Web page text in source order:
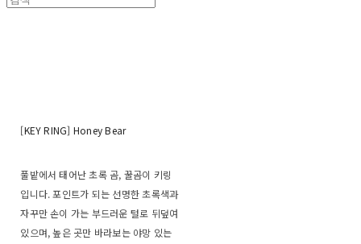
[KEY RING] Honey Bear
풀밭에서 태어난 초록 곰, 꿀곰이 키링
입니다. 포인트가 되는 선명한 초록색과
자꾸만 손이 가는 부드러운 털로 뒤덮여
있으며, 높은 곳만 바라보는 야망 있는